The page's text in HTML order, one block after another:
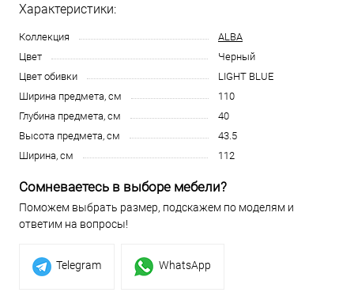
Характеристики:
Коллекция
ALBA
Цвет
Черный
Цвет обивки
LIGHT BLUE
Ширина предмета, см
110
Глубина предмета, см
40
Высота предмета, см
43.5
Ширина, см
112
Сомневаетесь в выборе мебели?
Поможем выбрать размер, подскажем по моделям и
ответим на вопросы!
Telegram WhatsApp